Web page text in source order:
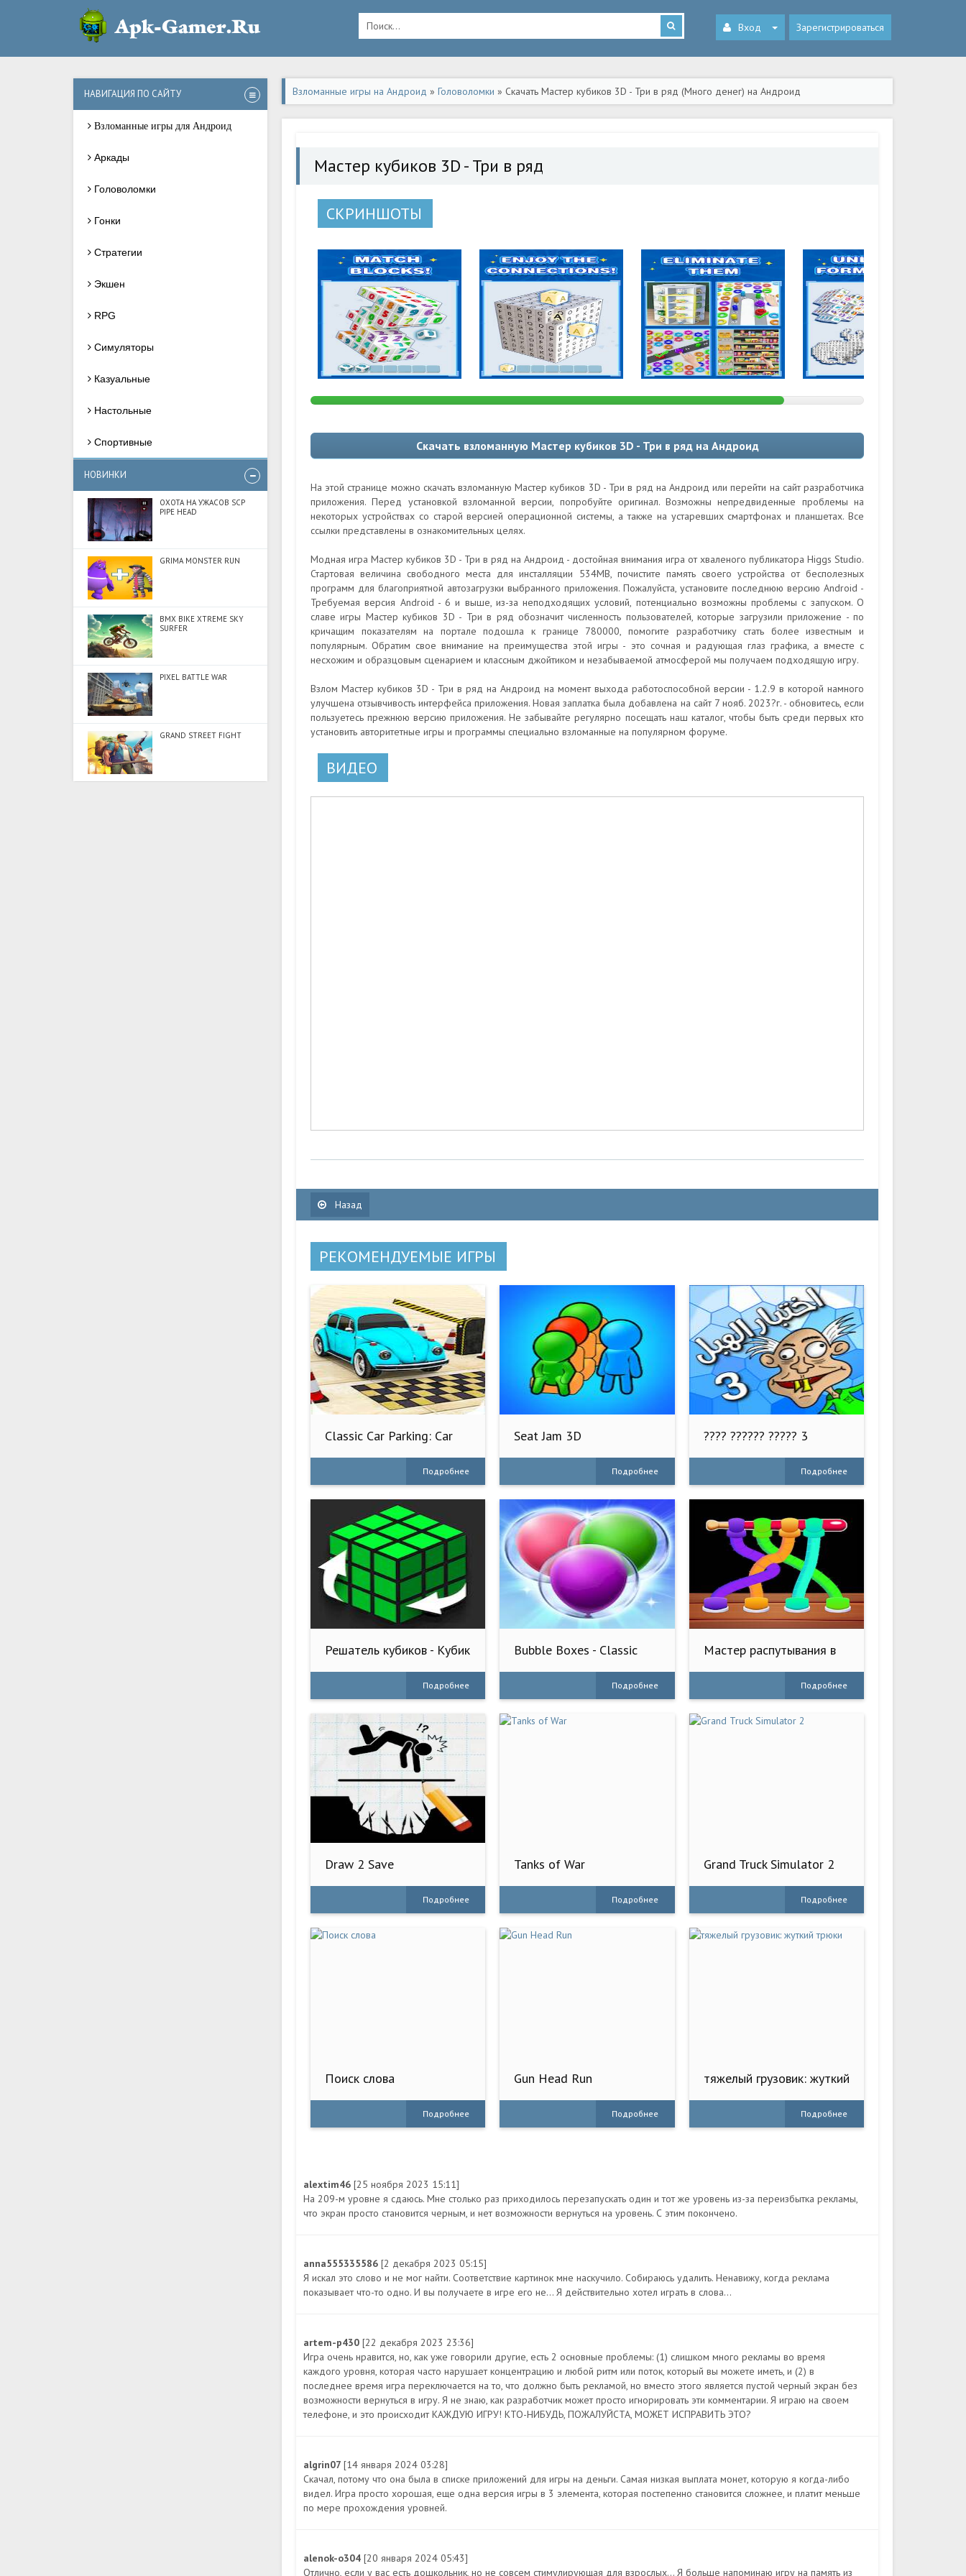
Вход Зарегистрироваться
НАВИГАЦИЯ ПО САЙТУ
Взломанные игры для Андроид
Аркады
Головоломки
Гонки
Стратегии
Экшен
RPG
Симуляторы
Казуальные
Настольные
Спортивные
НОВИНКИ
ОХОТА НА УЖАСОВ SCP
PIPE HEAD
GRIMA MONSTER RUN
BMX BIKE XTREME SKY
SURFER
PIXEL BATTLE WAR
GRAND STREET FIGHT
Взломанные игры на Андроид » Головоломки » Скачать Мастер кубиков 3D - Три в ряд (Много денег) на Андроид
Мастер кубиков 3D - Три в ряд
СКРИНШОТЫ
Скачать взломанную Мастер кубиков 3D - Три в ряд на Андроид
На этой странице можно скачать взломанную Мастер кубиков 3D - Три в ряд на Андроид или перейти на сайт разработчика
приложения. Перед установкой взломанной версии, попробуйте оригинал. Возможны непредвиденные проблемы на
некоторых устройствах со старой версией операционной системы, а также на устаревших смартфонах и планшетах. Все
ссылки представлены в ознакомительных целях.
Модная игра Мастер кубиков 3D - Три в ряд на Андроид - достойная внимания игра от хваленого публикатора Higgs Studio.
Стартовая величина свободного места для инсталляции 534MB, почистите память своего устройства от бесполезных
программ для благоприятной автозагрузки выбранного приложения. Пожалуйста, установите последнюю версию Android -
Требуемая версия Android - 6 и выше, из-за неподходящих условий, потенциально возможны проблемы с запуском. О
славе игры Мастер кубиков 3D - Три в ряд обозначит численность пользователей, которые загрузили приложение - по
кричащим показателям на портале подошла к границе 780000, помогите разработчику стать более известным и
популярным. Обратим свое внимание на преимущества этой игры - это сочная и радующая глаз графика, а вместе с
несхожим и образцовым сценарием и классным джойтиком и незабываемой атмосферой мы получаем подходящую игру.
Взлом Мастер кубиков 3D - Три в ряд на Андроид на момент выхода работоспособной версии - 1.2.9 в которой намного
улучшена отзывчивость интерфейса приложения. Новая заплатка была добавлена на сайт 7 нояб. 2023?г. - обновитесь, если
пользуетесь прежнюю версию приложения. Не забывайте регулярно посещать наш каталог, чтобы быть среди первых кто
установить авторитетные игры и программы специально взломанные на популярном форуме.
ВИДЕО
Назад
РЕКОМЕНДУЕМЫЕ ИГРЫ
Classic Car Parking: Car
Подробнее
Seat Jam 3D
Подробнее
???? ?????? ????? 3
Подробнее
Решатель кубиков - Кубик
Подробнее
Bubble Boxes - Classic
Подробнее
Мастер распутывания в
Подробнее
Draw 2 Save
Подробнее
Tanks of War
Подробнее
Grand Truck Simulator 2
Подробнее
Поиск слова
Подробнее
Gun Head Run
Подробнее
тяжелый грузовик: жуткий
Подробнее
alextim46 [25 ноября 2023 15:11]
На 209-м уровне я сдаюсь. Мне столько раз приходилось перезапускать один и тот же уровень из-за переизбытка рекламы,
что экран просто становится черным, и нет возможности вернуться на уровень. С этим покончено.
anna555335586 [2 декабря 2023 05:15]
Я искал это слово и не мог найти. Соответствие картинок мне наскучило. Собираюсь удалить. Ненавижу, когда реклама
показывает что-то одно. И вы получаете в игре его не... Я действительно хотел играть в слова...
artem-p430 [22 декабря 2023 23:36]
Игра очень нравится, но, как уже говорили другие, есть 2 основные проблемы: (1) слишком много рекламы во время
каждого уровня, которая часто нарушает концентрацию и любой ритм или поток, который вы можете иметь, и (2) в
последнее время игра переключается на то, что должно быть рекламой, но вместо этого является пустой черный экран без
возможности вернуться в игру. Я не знаю, как разработчик может просто игнорировать эти комментарии. Я играю на своем
телефоне, и это происходит КАЖДУЮ ИГРУ! КТО-НИБУДЬ, ПОЖАЛУЙСТА, МОЖЕТ ИСПРАВИТЬ ЭТО?
algrin07 [14 января 2024 03:28]
Скачал, потому что она была в списке приложений для игры на деньги. Самая низкая выплата монет, которую я когда-либо
видел. Игра просто хорошая, еще одна версия игры в 3 элемента, которая постепенно становится сложнее, и платит меньше
по мере прохождения уровней.
alenok-o304 [20 января 2024 05:43]
Отлично, если у вас есть дошкольник, но не совсем стимулирующая для взрослых... Я больше напоминаю игру на память из